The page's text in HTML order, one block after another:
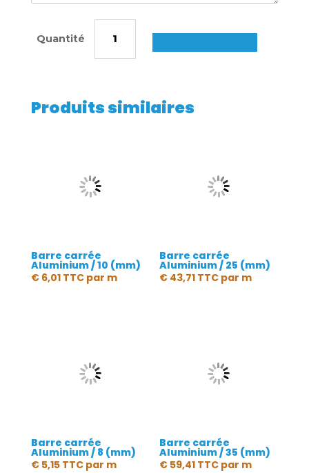
Barre
/
Produits similaires
Barre carrée
Aluminium / 10 (mm)
€6,01 TTCpar m
Barre carrée
Aluminium / 25 (mm)
€ 43,71 TTC par m
Barre carrée
Aluminium / 8 (mm)
€5,15 TTCpar m
Barre carrée
Aluminium / 35 (mm)
€ 59,41 TTC par m